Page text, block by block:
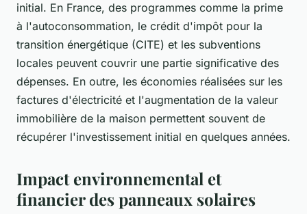
initial. En France, des programmes comme la prime
à l'autoconsommation, le crédit d'impôt pour la
transition énergétique (CITE) et les subventions
locales peuvent couvrir une partie significative des
dépenses. En outre, les économies réalisées sur les
factures d'électricité et l'augmentation de la valeur
immobilière de la maison permettent souvent de
récupérer l'investissement initial en quelques années.
Impact environnemental et
financier des panneaux solaires